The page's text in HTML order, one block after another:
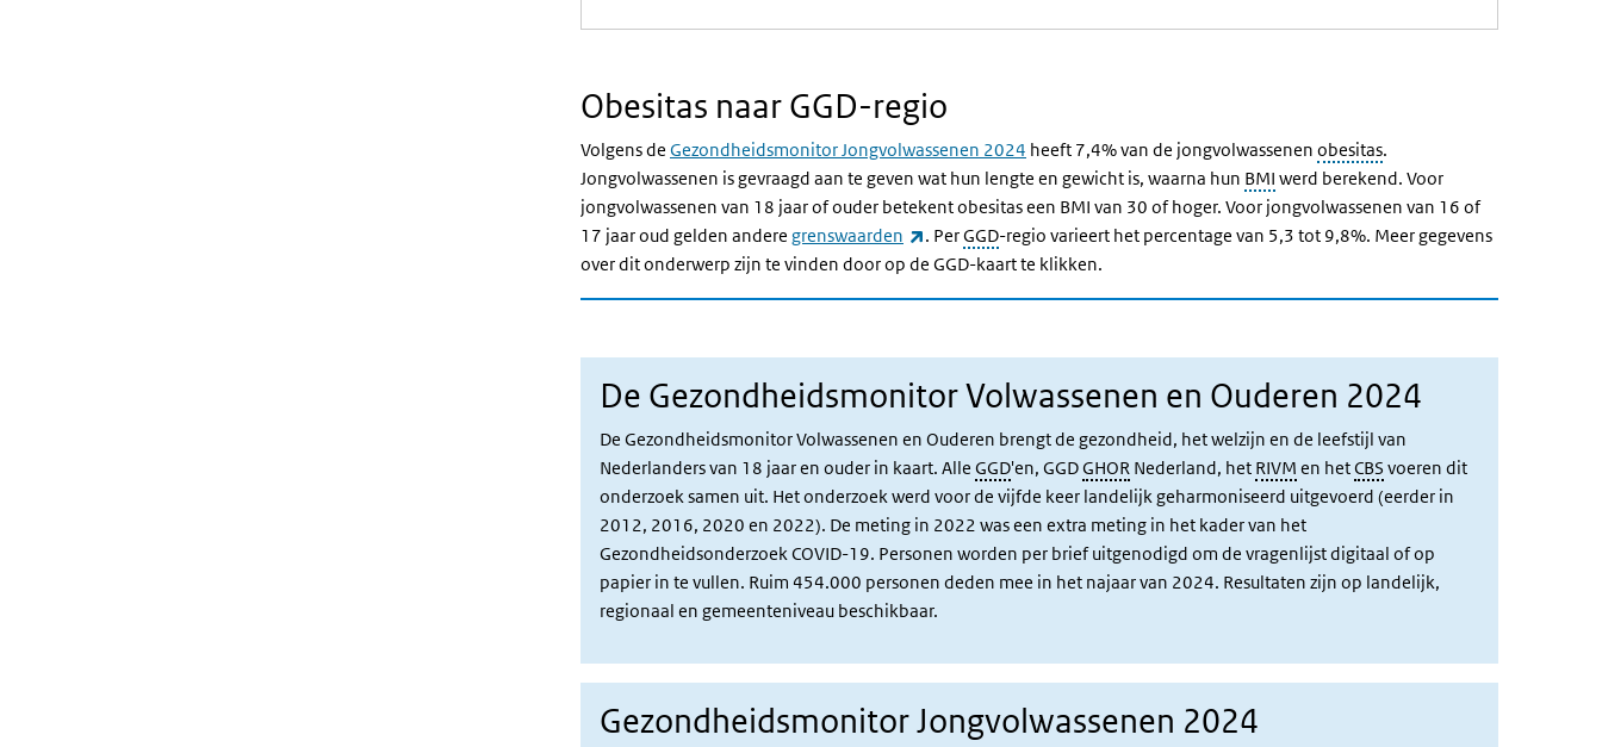
Obesitas naar GGD-regio
Volgens de Gezondheidsmonitor Jongvolwassenen 2024 heeft 7,4% van de jongvolwassenen obesitas.
Jongvolwassenen is gevraagd aan te geven wat hun lengte en gewicht is, waarna hun BMI werd berekend. Voor
jongvolwassenen van 18 jaar of ouder betekent obesitas een BMI van 30 of hoger. Voor jongvolwassenen van 16 of
17 jaar oud gelden andere grenswaarden (externe link)
. PerGGD-regio varieert het percentage van 5,3 tot 9,8%. Meer gegevens
over dit onderwerp zijn te vinden door op de GGD-kaart te klikken.
De Gezondheidsmonitor Volwassenen en Ouderen 2024
De Gezondheidsmonitor Volwassenen en Ouderen brengt de gezondheid, het welzijn en de leefstijl van
Nederlanders van 18 jaar en ouder in kaart. Alle GGD'en, GGDGHOR Nederland, het RIVM en hetCBS voeren dit
onderzoek samen uit. Het onderzoek werd voor de vijfde keer landelijk geharmoniseerd uitgevoerd (eerder in
2012, 2016, 2020 en 2022). De meting in 2022 was een extra meting in het kader van het
Gezondheidsonderzoek COVID-19. Personen worden per brief uitgenodigd om de vragenlijst digitaal of op
papier in te vullen. Ruim 454.000 personen deden mee in het najaar van 2024. Resultaten zijn op landelijk,
regionaal en gemeenteniveau beschikbaar.
Gezondheidsmonitor Jongvolwassenen 2024